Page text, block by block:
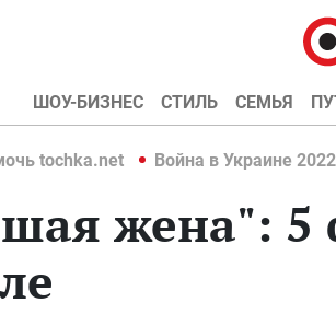
ШОУ-БИЗНЕС СТИЛЬ СЕМЬЯ
tochka.net Война в Украине 2022
жена": 5